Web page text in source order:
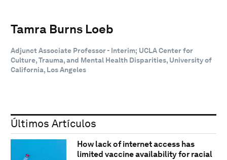
Tamra Burns Loeb
Adjunct Associate Professor - Interim; UCLA Center for
Culture, Trauma, and Mental Health Disparities, University of
California, Los Angeles
Últimos Artículos
How lack of internet access has
limited vaccine availability for racial